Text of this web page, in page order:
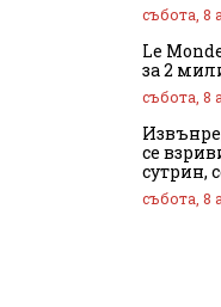
събота, 8
Le
за 2
събота, 8
се
сутрин,
събота, 8